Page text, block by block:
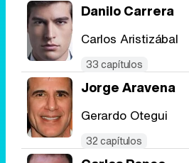
Danilo Carrera
Carlos Aristizábal
33 capítulos
Jorge Aravena
Gerardo Otegui
32 capítulos